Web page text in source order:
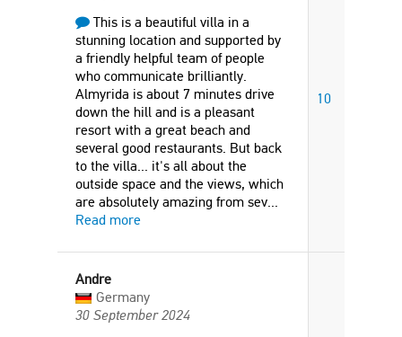
This is a beautiful villa in a
stunning location and supported by
a friendly helpful team of people
who communicate brilliantly.
Almyrida is about 7 minutes drive
down the hill and is a pleasant
resort with a great beach and
several good restaurants. But back
to the villa... it's all about the
outside space and the views, which
are absolutely amazing from sev...
Read more
10
Andre
Germany
30 September 2024